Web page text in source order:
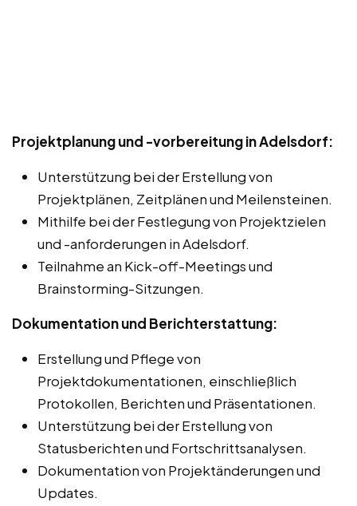
Projektplanung und -vorbereitung in Adelsdorf:
Unterstützung bei der Erstellung von
Projektplänen, Zeitplänen und Meilensteinen.
Mithilfe bei der Festlegung von Projektzielen
und -anforderungen in Adelsdorf.
Teilnahme an Kick-off-Meetings und
Brainstorming-Sitzungen.
Dokumentation und Berichterstattung:
Erstellung und Pflege von
Projektdokumentationen, einschließlich
Protokollen, Berichten und Präsentationen.
Unterstützung bei der Erstellung von
Statusberichten und Fortschrittsanalysen.
Dokumentation von Projektänderungen und
Updates.